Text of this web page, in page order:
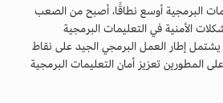
البرمجية أوسع نطاقًا، أصبح من الصعب
الأمنية في التعليمات البرمجية
يشتمل إطار العمل البرمجي الجيد على نقاط
المطورين تعزيز أمان التعليمات البرمجية